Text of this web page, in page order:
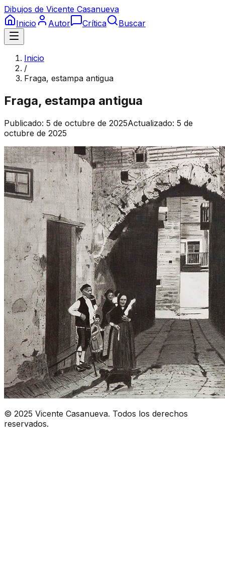
Dibujos de Vicente Casanueva
Inicio
Autor Crítica Buscar
Inicio
/
Fraga, estampa antigua
Fraga, estampa antigua
Publicado: 5 de octubre de 2025Actualizado: 5 de
octubre de 2025
© 2025 Vicente Casanueva. Todos los derechos
reservados.